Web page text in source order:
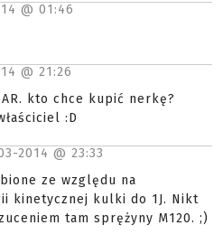
@ 01:46
@ 21:26
kto chce kupić nerkę?
:D
2014 @ 23:33
ze względu na
kinetycznej kulki do 1J. Nikt
tam sprężyny M120. ;)